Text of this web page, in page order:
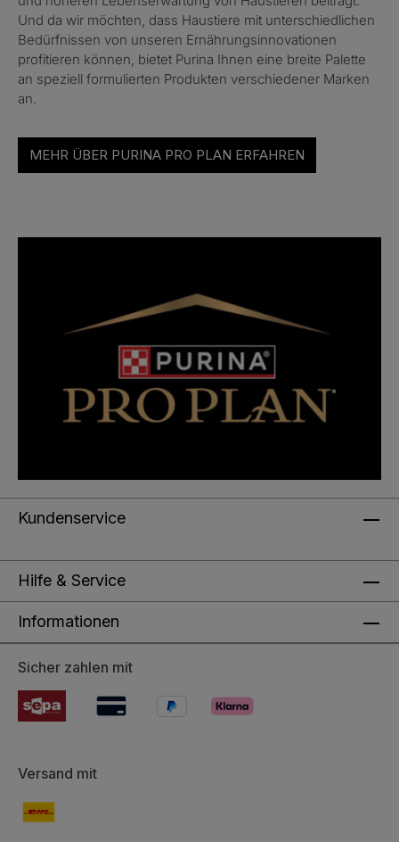
Und da wir möchten, dass Haustiere mit unterschiedlichen
Bedürfnissen von unseren Ernährungsinnovationen
profitieren können, bietet Purina Ihnen eine breite Palette
an speziell formulierten Produkten verschiedener Marken
an.
MEHR ÜBER PURINA PRO PLAN ERFAHREN
Kundenservice
Hilfe & Service
Informationen
Sicher zahlen mit
Versand mit